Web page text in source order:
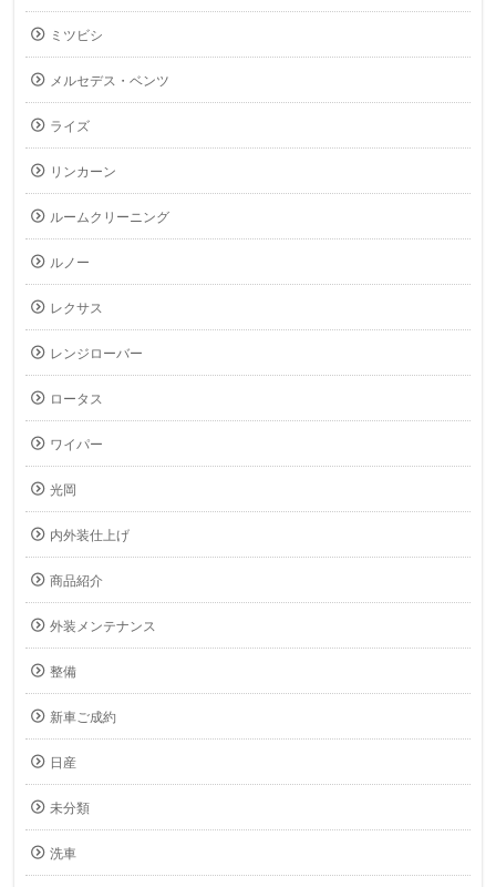
ミツビシ
メルセデス・ベンツ
ライズ
リンカーン
ルームクリーニング
ルノー
レクサス
レンジローバー
ロータス
ワイパー
光岡
内外装仕上げ
商品紹介
外装メンテナンス
整備
新車ご成約
日産
未分類
洗車